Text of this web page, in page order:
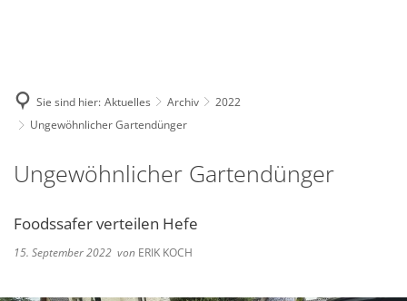
Sie sind hier: Aktuelles Archiv
2022
Ungewöhnlicher Gartendünger
Ungewöhnlicher Gartendünger
Foodssafer verteilen Hefe
15. September 2022 von ERIK KOCH